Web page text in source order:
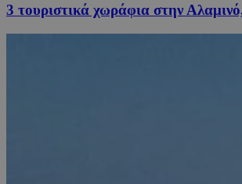
3 τουριστικά χωράφια στην